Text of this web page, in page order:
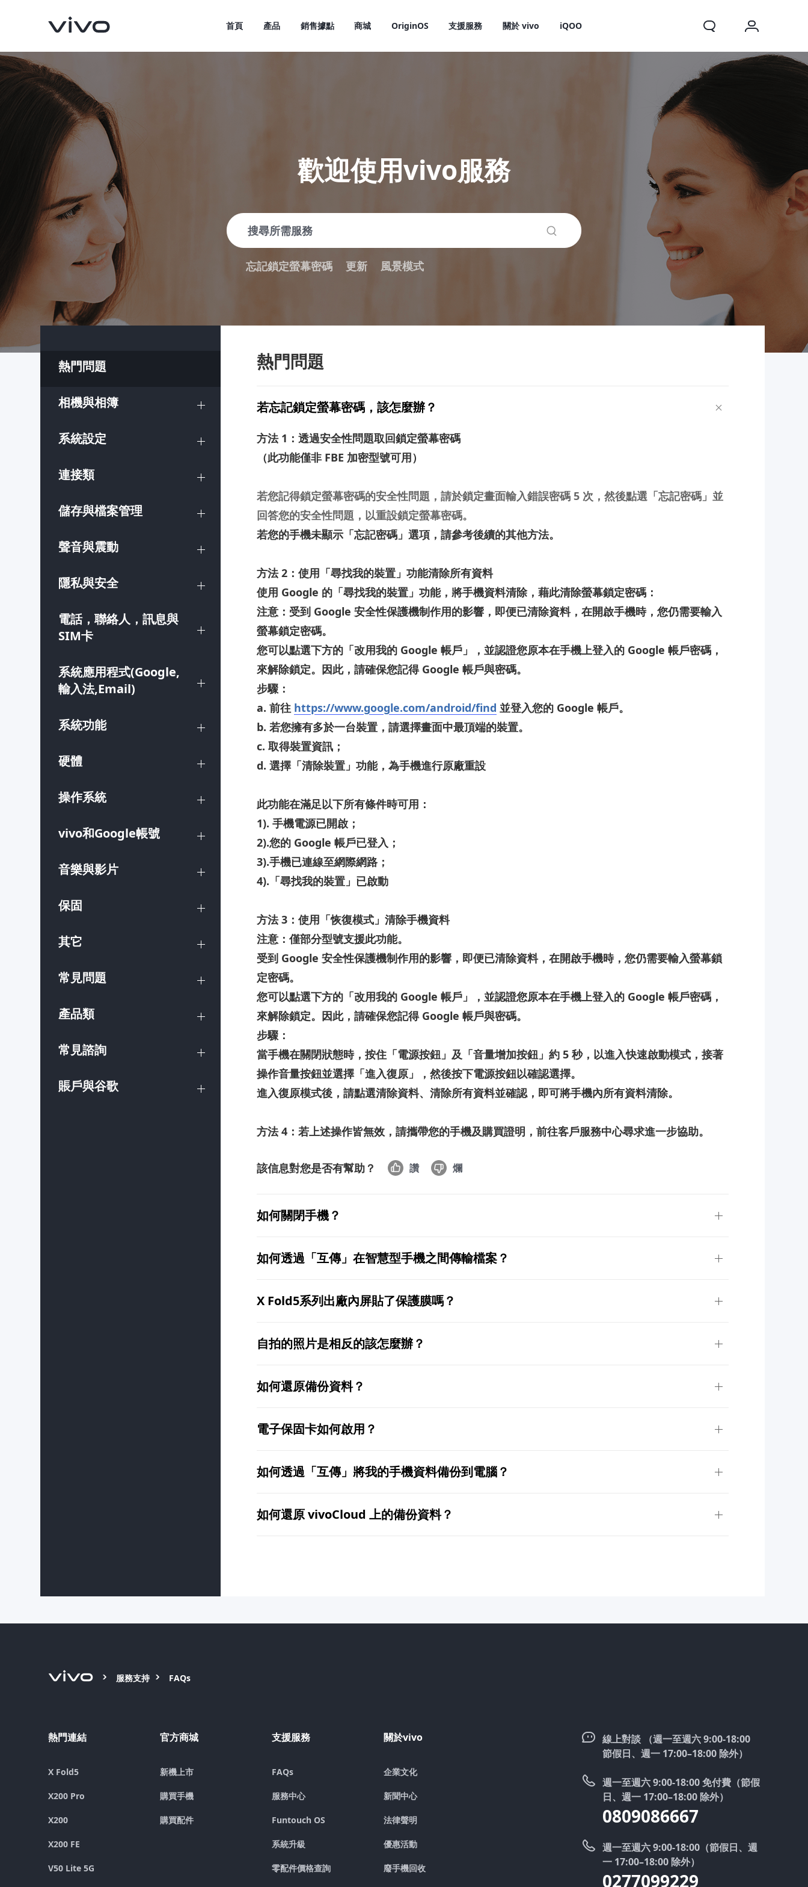
首頁 產品 銷售據點 商城 OriginOS 支援服務 關於 vivo iQOO
V70 新品
歡迎使用vivo服務
忘記鎖定螢幕密碼 更新 風景模式
熱門問題
相機與相簿
系統設定
連接類
儲存與檔案管理
聲音與震動
隱私與安全
電話，聯絡人，訊息與
SIM卡
系統應用程式(Google,
輸入法,Email)
系統功能
硬體
操作系統
vivo和Google帳號
音樂與影片
保固
其它
常見問題
產品類
常見諮詢
賬戶與谷歌
熱門問題
若忘記鎖定螢幕密碼，該怎麼辦？
方法1 ：透過安全性問題取回鎖定螢幕密碼
（此功能僅非 FBE 加密型號可用）
若您記得鎖定螢幕密碼的安全性問題，請於鎖定畫面輸入錯誤密碼 5 次，然後點選「忘記密碼」並
回答您的安全性問題，以重設鎖定螢幕密碼。
若您的手機未顯示「忘記密碼」選項，請參考後續的其他方法。
方法2 ：使用「尋找我的裝置」功能清除所有資料
使用 Google 的「尋找我的裝置」功能，將手機資料清除，藉此清除螢幕鎖定密碼：
注意： 受到 Google 安全性保護機制作用的影響，即便已清除資料，在開啟手機時，您仍需要輸入
螢幕鎖定密碼。
您可以點選下方的「改用我的 Google 帳戶」，並認證您原本在手機上登入的 Google 帳戶密碼，
來解除鎖定。因此，請確保您記得Google 帳戶與密碼。
步驟：
a. 前往 https://www.google.com/android/find 並登入您的 Google 帳戶。
b. 若您擁有多於一台裝置，請選擇畫面中最頂端的裝置。
c. 取得裝置資訊；
d. 選擇「清除裝置」功能，為手機進行原廠重設
此功能在滿足以下所有條件時可用：
1). 手機電源已開啟；
2).您的 Google 帳戶已登入；
3).手機已連線至網際網路；
4). 「尋找我的裝置」已啟動
方法3 ：使用「恢復模式」清除手機資料
注意： 僅部分型號支援此功能。
受到 Google 安全性保護機制作用的影響，即便已清除資料，在開啟手機時，您仍需要輸入螢幕鎖
定密碼。
您可以點選下方的「改用我的 Google 帳戶」，並認證您原本在手機上登入的 Google 帳戶密碼，
來解除鎖定。因此，請確保您記得Google 帳戶與密碼。
步驟：
當手機在關閉狀態時，按住「電源按鈕 」及「音量增加按鈕 」約 5 秒，以進入快速啟動模式 ，接著
操作音量按鈕並選擇「進入復原 」，然後按下電源按鈕以確認選擇。
進入復原模式後，請點選清除資料、 清除所有資料並確認，即可將手機內所有資料清除。
方法4 ：若上述操作皆無效，請攜帶您的手機及購買證明，前往客戶服務中心尋求進一步協助。
該信息對您是否有幫助？ 讚 爛
如何關閉手機？
如何透過「互傳」在智慧型手機之間傳輸檔案？
X Fold5系列出廠內屏貼了保護膜嗎？
自拍的照片是相反的該怎麼辦？
如何還原備份資料？
電子保固卡如何啟用？
如何透過「互傳」將我的手機資料備份到電腦？
如何還原 vivoCloud 上的備份資料？
服務支持 FAQs
熱門連結
X Fold5
X200 Pro
X200
X200 FE
V50 Lite 5G
官方商城
新機上市
購買手機
購買配件
支援服務
FAQs
服務中心
Funtouch OS
系統升級
零配件價格查詢
關於vivo
企業文化
新聞中心
法律聲明
優惠活動
廢手機回收
線上對談 （週一至週六 9:00-18:00
節假日、週一 17:00–18:00 除外）
週一至週六 9:00-18:00 免付費（節假
日、週一 17:00–18:00 除外）
0809086667
週一至週六 9:00-18:00（節假日、週
一 17:00–18:00 除外）
0277099229